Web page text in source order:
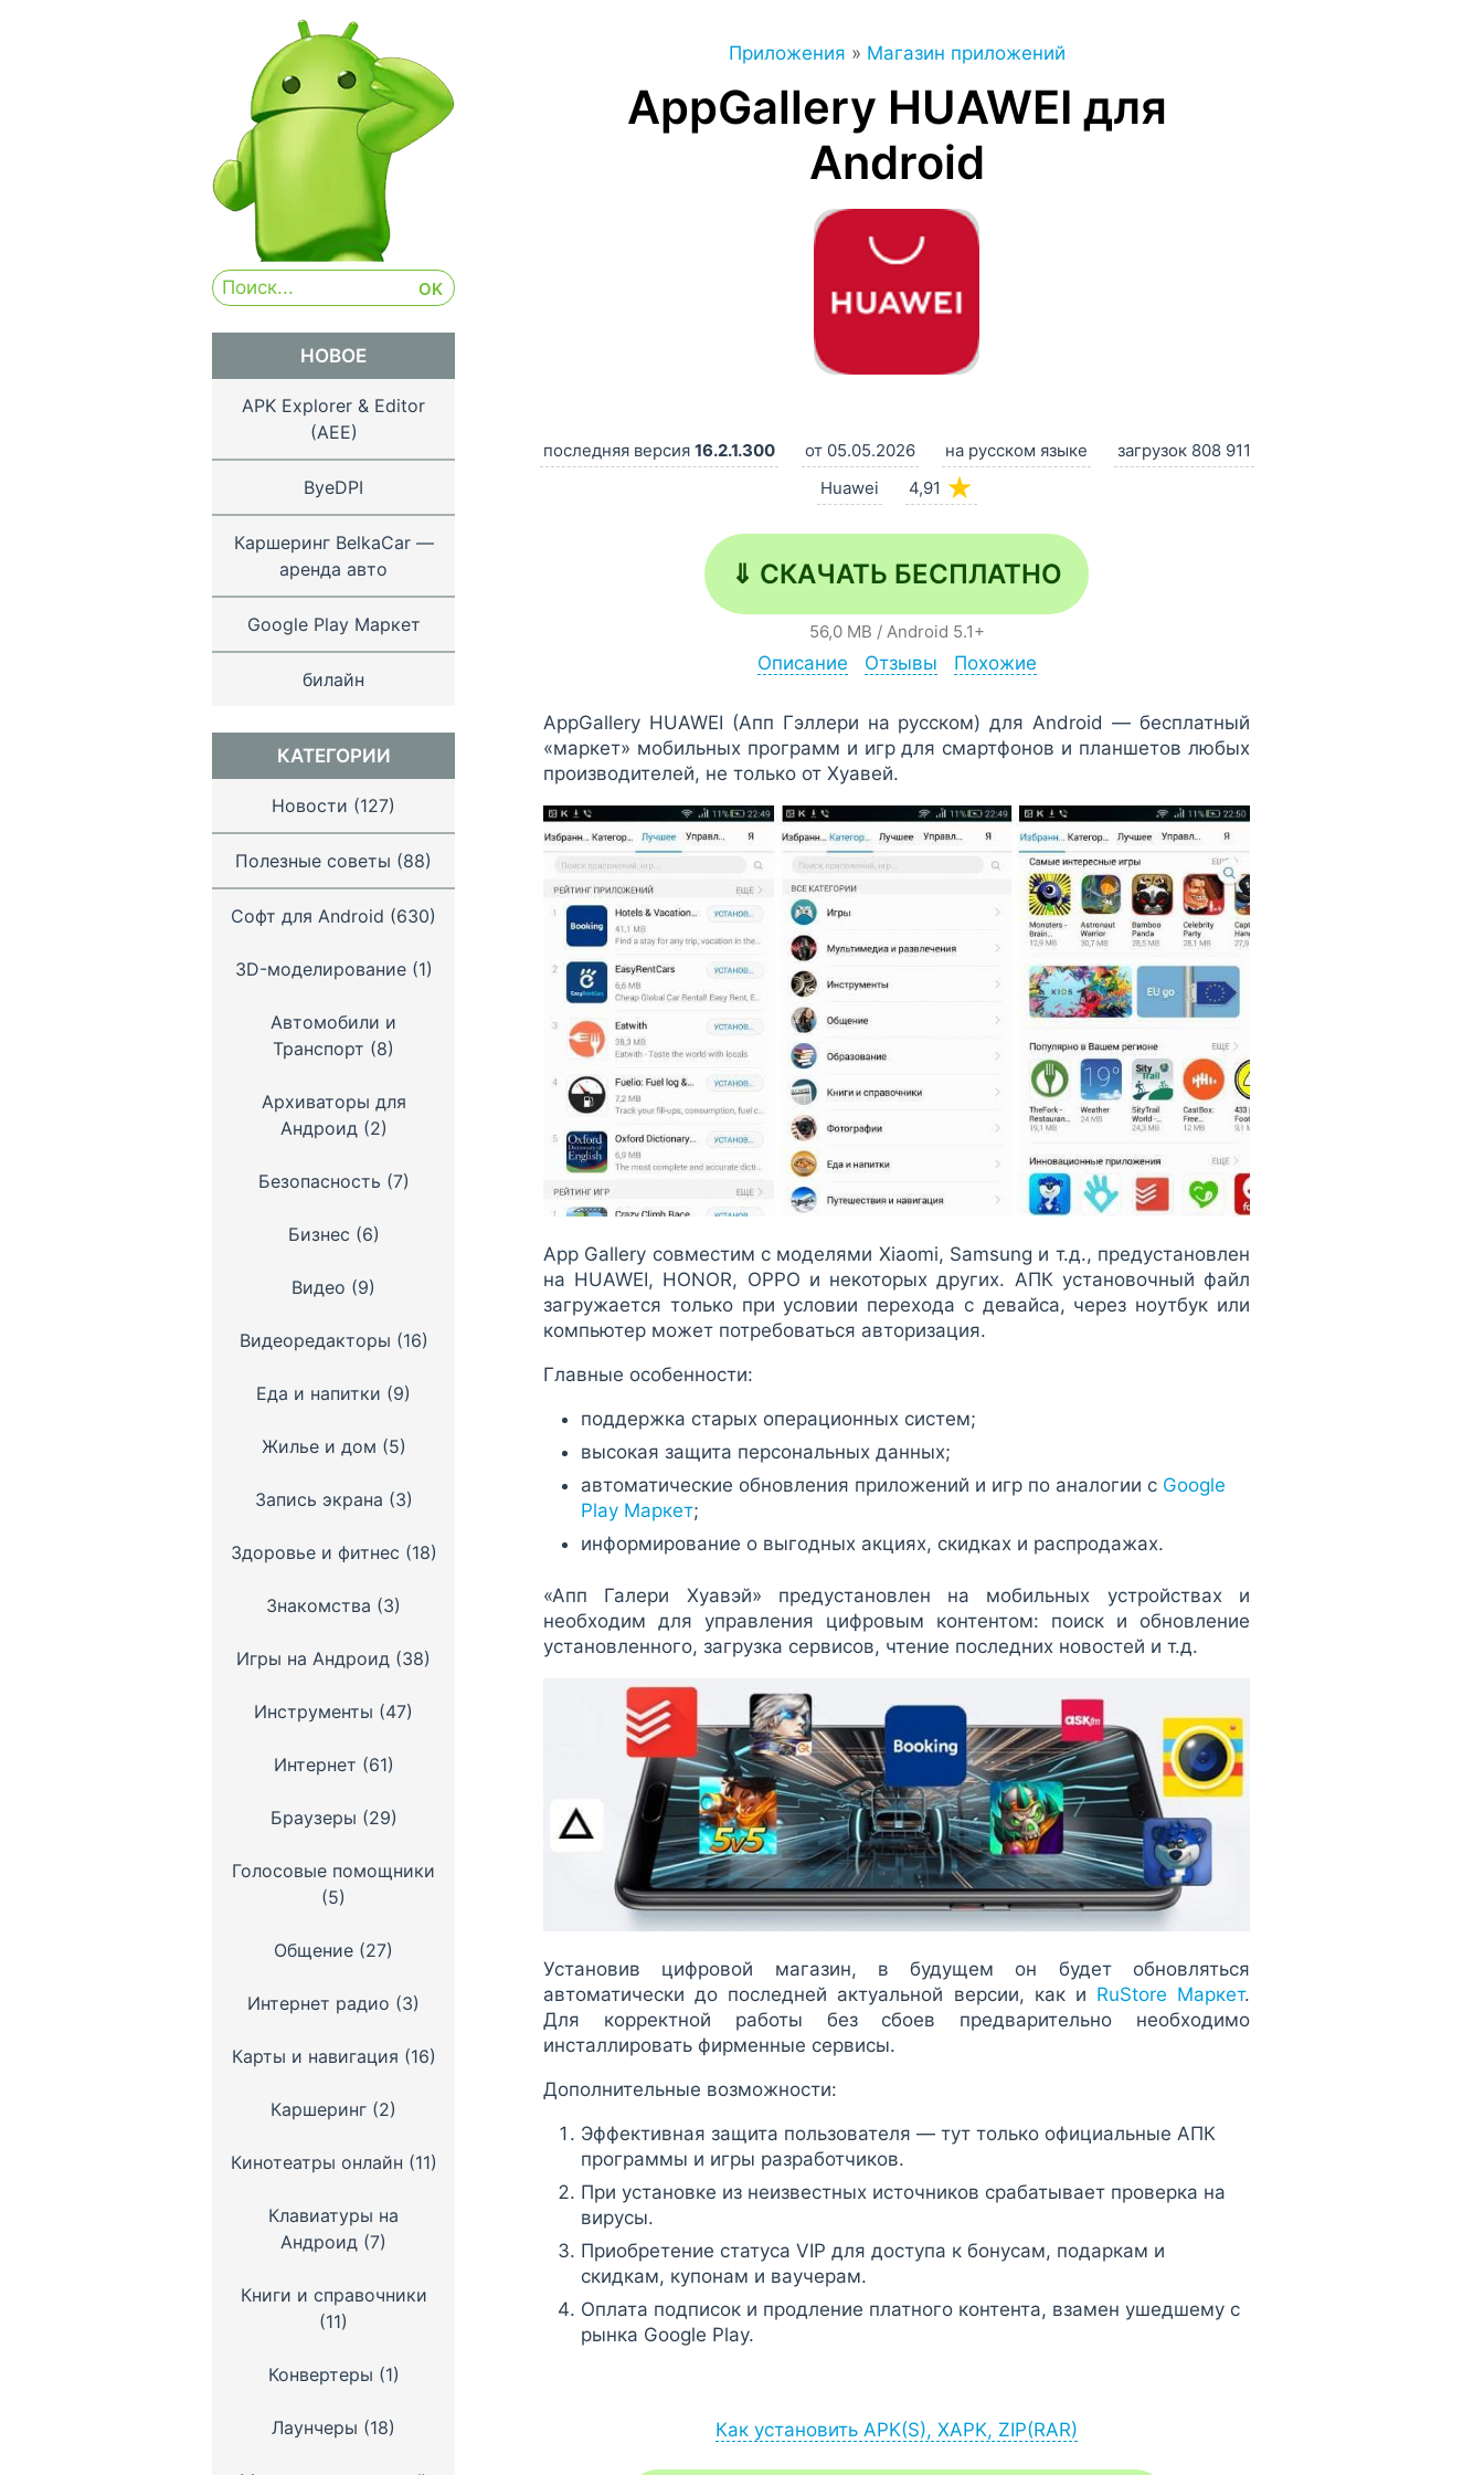
Приложения » Магазин приложений
AppGallery HUAWEI для
Android
последняя версия 16.2.1.300 от 05.05.2026 на русском языке
загрузок 808 911
Huawei
4,91 ★
⇓ СКАЧАТЬ БЕСПЛАТНО
56,0 MB / Android 5.1+
Описание Отзывы Похожие
AppGallery HUAWEI (Апп Гэллери на русском) для Android — бесплатный
«маркет» мобильных программ и игр для смартфонов и планшетов любых
производителей, не только от Хуавей.
App Gallery совместим с моделями Xiaomi, Samsung и т.д., предустановлен
на HUAWEI, HONOR, OPPO и некоторых других. АПК установочный файл
загружается только при условии перехода с девайса, через ноутбук или
компьютер может потребоваться авторизация.
Главные особенности:
поддержка старых операционных систем;
высокая защита персональных данных;
автоматические обновления приложений и игр по аналогии с Google
Play Маркет;
информирование о выгодных акциях, скидках и распродажах.
«Апп Галери Хуавэй» предустановлен на мобильных устройствах и
необходим для управления цифровым контентом: поиск и обновление
установленного, загрузка сервисов, чтение последних новостей и т.д.
Установив цифровой магазин, в будущем он будет обновляться
автоматически до последней актуальной версии, как и RuStore Маркет.
Для корректной работы без сбоев предварительно необходимо
инсталлировать фирменные сервисы.
Дополнительные возможности:
Эффективная защита пользователя — тут только официальные АПК
программы и игры разработчиков.
При установке из неизвестных источников срабатывает проверка на
вирусы.
Приобретение статуса VIP для доступа к бонусам, подаркам и
скидкам, купонам и ваучерам.
Оплата подписок и продление платного контента, взамен ушедшему с
рынка Google Play.
Как установить APK(S), XAPK, ZIP(RAR)
НОВОЕ
APK Explorer & Editor
(AEE)
ByeDPI
Каршеринг BelkaCar —
аренда авто
Google Play Маркет
билайн
КАТЕГОРИИ
Новости (127)
Полезные советы (88)
Софт для Android (630)
3D-моделирование(1)
Автомобили и
Транспорт (8)
Архиваторы для
Андроид(2)
Безопасность (7)
Бизнес (6)
Видео (9)
Видеоредакторы (16)
Еда и напитки (9)
Жилье и дом (5)
Запись экрана (3)
Здоровье и фитнес (18)
Знакомства (3)
Игры на Андроид (38)
Инструменты (47)
Интернет (61)
Браузеры (29)
Голосовые помощники
(5)
Общение (27)
Интернет радио (3)
Карты и навигация (16)
Каршеринг (2)
Кинотеатры онлайн (11)
Клавиатуры на
Андроид (7)
Книги и справочники
(11)
Конвертеры (1)
Лаунчеры (18)